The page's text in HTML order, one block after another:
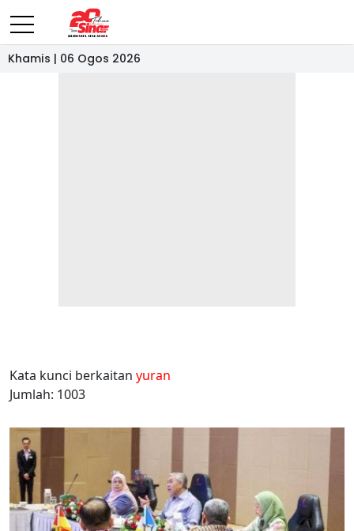
Khamis | 06 Ogos 2026
Kata kunci berkaitan yuran
Jumlah: 1003